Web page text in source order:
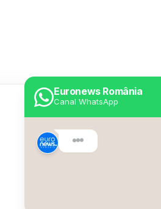
Euronews România
Canal WhatsApp
Despre Euronews